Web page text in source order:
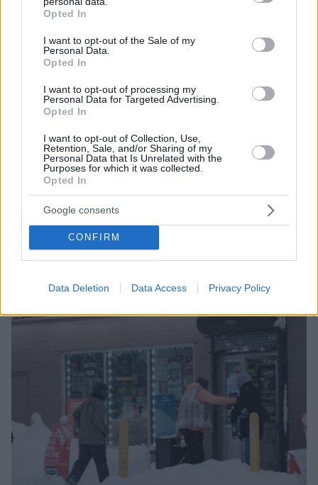
grant or deny consent to Google and its third-party tags to
use your data for below specified purposes in below Google
consent section.
Opted In
I want to opt-out of the Sale of my
Personal Data.
Opted In
I want to opt-out of processing my
Personal Data for Targeted Advertising.
Opted In
I want to opt-out of Collection, Use,
Retention, Sale, and/or Sharing of my
Personal Data that Is Unrelated with the
Purposes for which it was collected.
Opted In
Google consents
CONFIRM
Data Deletion Data Access Privacy Policy
Γιγαντιαία επιχείρηση για να «ξεθάψουν» από το χιόνι τις
27.12.2022, 20:32